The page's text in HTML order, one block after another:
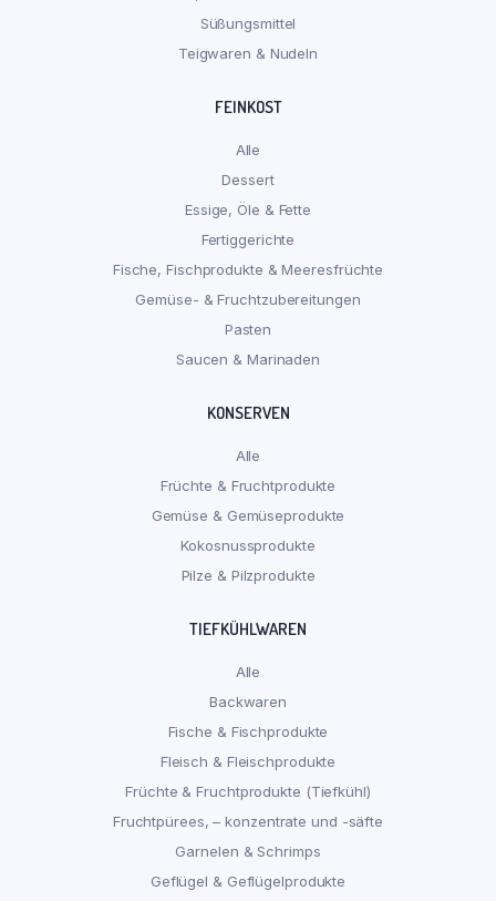
Süßungsmittel
Teigwaren & Nudeln
FEINKOST
Alle
Dessert
Essige, Öle & Fette
Fertiggerichte
Fische, Fischprodukte & Meeresfrüchte
Gemüse- & Fruchtzubereitungen
Pasten
Saucen & Marinaden
KONSERVEN
Alle
Früchte & Fruchtprodukte
Gemüse & Gemüseprodukte
Kokosnussprodukte
Pilze & Pilzprodukte
TIEFKÜHLWAREN
Alle
Backwaren
Fische & Fischprodukte
Fleisch & Fleischprodukte
Früchte & Fruchtprodukte (Tiefkühl)
Fruchtpürees, – konzentrate und -säfte
Garnelen & Schrimps
Geflügel & Geflügelprodukte